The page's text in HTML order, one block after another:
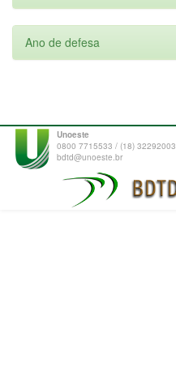
Ano de defesa
Unoeste
0800 7715533 / (18) 32292003
bdtd@unoeste.br